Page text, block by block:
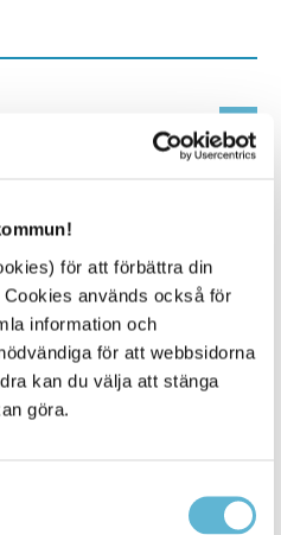
för att förbättra din
används också för
information och
för att webbsidorna
kan du välja att stänga
göra.
410
410